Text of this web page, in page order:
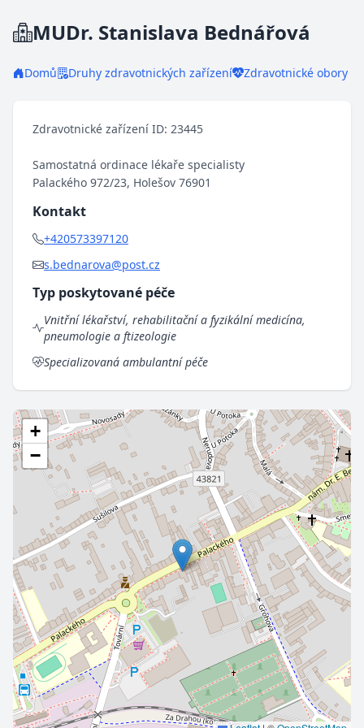
MUDr. Stanislava Bednářová
Domů Druhy zdravotnických zařízení Zdravotnické obory
Zdravotnické zařízení ID: 23445
Samostatná ordinace lékaře specialisty
Palackého 972/23, Holešov 76901
Kontakt
+420573397120
s.bednarova@post.cz
Typ poskytované péče
Vnitřní lékařství, rehabilitační a fyzikální medicína,
pneumologie a ftizeologie
Specializovaná ambulantní péče
+
−